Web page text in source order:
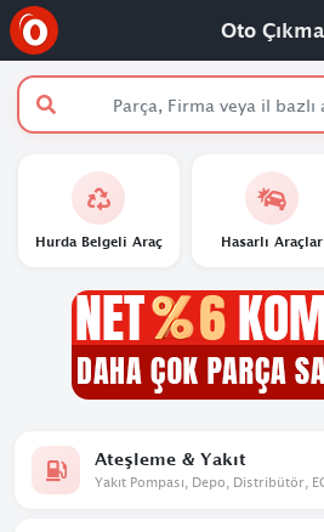
Oto Çıkma
Hurda Belgeli Araç Hasarlı Araçlar
Ateşleme & Yakıt